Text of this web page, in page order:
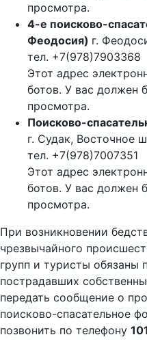
просмотра.
4-е поисково-
Феодосия) г.
тел. +7(978)7903368
Этот адрес
ботов. У вас должен
просмотра.
Поисково-
г. Судак, Восточное
тел. +7(978)7007351
Этот адрес
ботов. У вас должен
просмотра.
При возникновении
чрезвычайного
групп и туристы обязаны
пострадавших
передать сообщение о
поисково-спасательное
позвонить по телефону 101